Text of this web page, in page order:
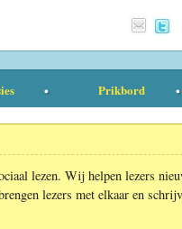
Prikbord
lezen. Wij helpen lezers
lezers met elkaar en